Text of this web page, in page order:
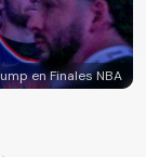
en Finales NBA